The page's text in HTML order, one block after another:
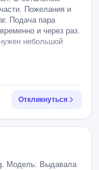
Пожелания и
Подача пара
и через раз.
небольшой
Откликнуться
Модель: Выдавала